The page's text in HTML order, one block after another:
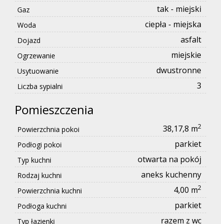
Gaz tak - miejski
Woda ciepła - miejska
Dojazd asfalt
Ogrzewanie miejskie
Usytuowanie dwustronne
Liczba sypialni 3
Pomieszczenia
Powierzchnia pokoi 38,17,8 m2
Podłogi pokoi parkiet
Typ kuchni otwarta na pokój
Rodzaj kuchni aneks kuchenny
Powierzchnia kuchni 4,00 m2
Podłoga kuchni parkiet
Typ łazienki razem z wc